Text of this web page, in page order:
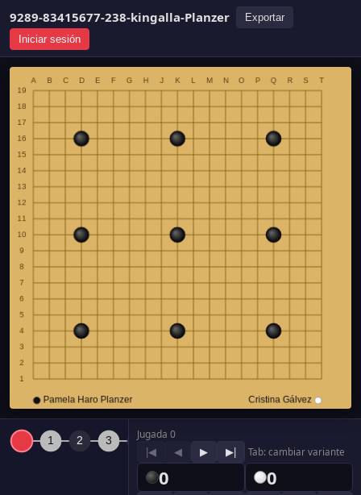
9289-83415677-238-kingalla-Planzer
Exportar
Iniciar sesión
Jugada 0
|◀ ◀ ▶ ▶| Tab: cambiar variante
0 0